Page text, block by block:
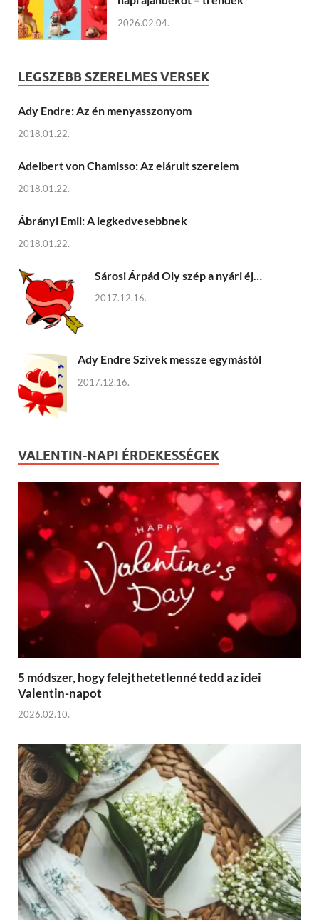
2026.02.04.
LEGSZEBB SZERELMES VERSEK
Ady Endre: Az én menyasszonyom
2018.01.22.
Adelbert von Chamisso: Az elárult szerelem
2018.01.22.
Ábrányi Emil: A legkedvesebbnek
2018.01.22.
Sárosi Árpád Oly szép a nyári éj…
2017.12.16.
Ady Endre Szivek messze egymástól
2017.12.16.
VALENTIN-NAPI ÉRDEKESSÉGEK
5 módszer, hogy felejthetetlenné tedd az idei
Valentin-napot
2026.02.10.